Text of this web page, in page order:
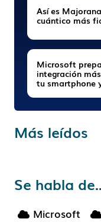
Así es
cuántico más
Microsoft
integración
tu smartphone
Más leídos
Se habla de..
Microsoft